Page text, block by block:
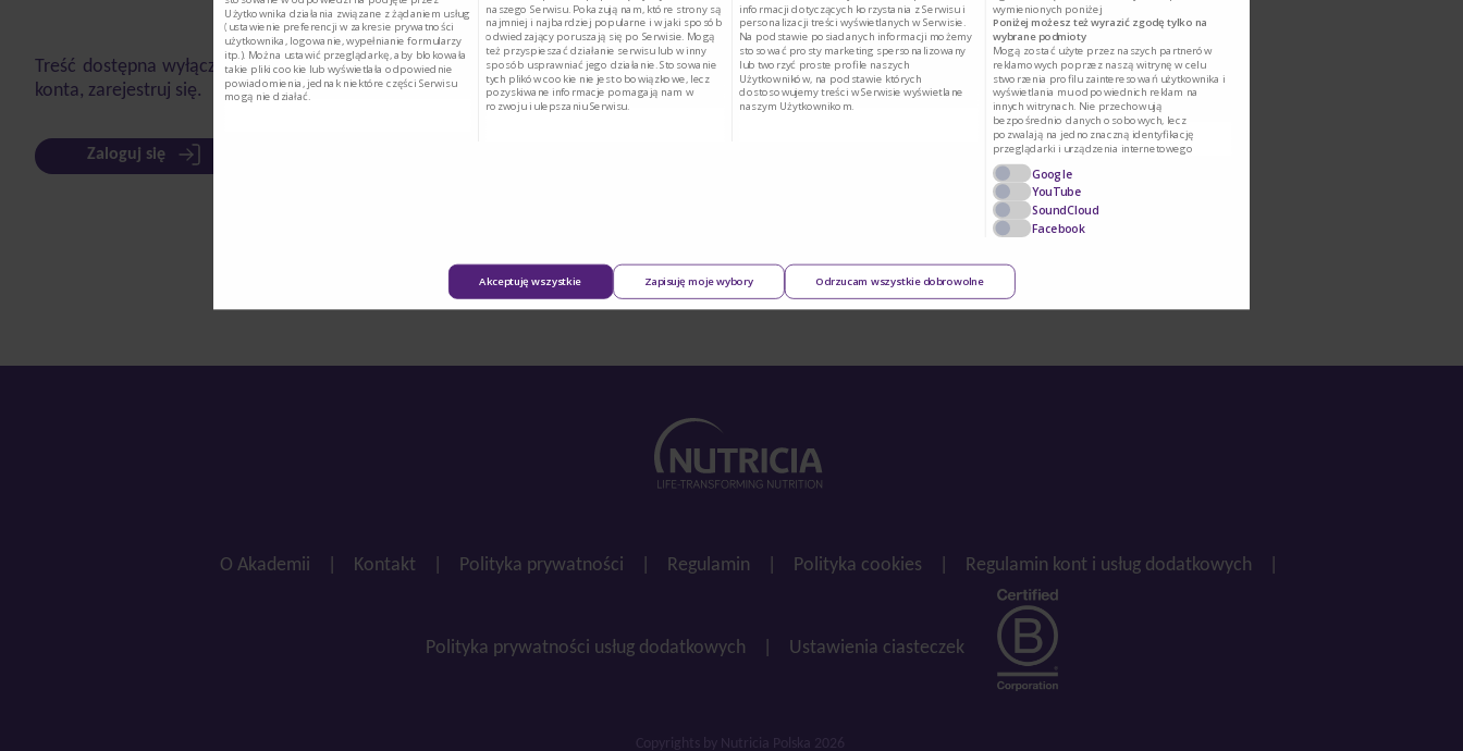
Treść dostępna wyłącznie dla zalogowanych użytkowników. Jeśli nie masz
konta, zarejestruj się.
Zaloguj się
Tak Nie
O Akademii Kontakt Polityka prywatności Regulamin Polityka cookies Regulamin kont i usług dodatkowych
Polityka prywatności usług dodatkowych Ustawienia ciasteczek
Copyrights by Nutricia Polska 2026
Użytkownika działania związane z żądaniem usług
(ustawienie preferencji w zakresie prywatności
użytkownika, logowanie, wypełnianie formularzy
itp.). Można ustawić przeglądarkę, aby blokowała
takie pliki cookie lub wyświetlała odpowiednie
powiadomienia, jednak niektóre części Serwisu
mogą nie działać.
naszego Serwisu. Pokazują nam, które strony są
najmniej i najbardziej popularne i w jaki sposób
odwiedzający poruszają się po Serwisie. Mogą
też przyspieszać działanie serwisu lub w inny
sposób usprawniać jego działanie. Stosowanie
tych plików cookie nie jest obowiązkowe, lecz
pozyskiwane informacje pomagają nam w
rozwoju i ulepszaniu Serwisu.
informacji dotyczących korzystania z Serwisu i
personalizacji treści wyświetlanych w Serwisie.
Na podstawie posiadanych informacji możemy
stosować prosty marketing spersonalizowany
lub tworzyć proste profile naszych
Użytkowników, na podstawie których
dostosowujemy treści w Serwisie wyświetlane
naszym Użytkownikom.
wymienionych poniżej
Poniżej możesz też wyrazić zgodę tylko na
wybrane podmioty
Mogą zostać użyte przez naszych partnerów
reklamowych poprzez naszą witrynę w celu
stworzenia profilu zainteresowań użytkownika i
wyświetlania mu odpowiednich reklam na
innych witrynach. Nie przechowują
bezpośrednio danych osobowych, lecz
pozwalają na jednoznaczną identyfikację
przeglądarki i urządzenia internetowego
użytkownika. Podmioty te będą samodzielnie
korzystać z tak pozyskanych informacji.
Umożliwiamy stosowanie plików cookie przez te
podmioty, ponieważ sami również chcemy
korzystać z ich usług i kierować reklamy naszym
Użytkownikom.
Google
YouTube
SoundCloud
Facebook
Akceptuję wszystkie Zapisuję moje wybory Odrzucam wszystkie dobrowolne